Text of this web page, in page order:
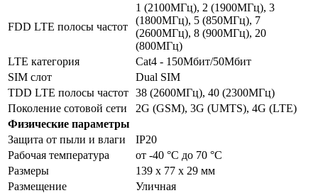
FDD LTE полосы частот
1 (2100МГц), 2 (1900МГц), 3
(1800МГц), 5 (850МГц), 7
(2600МГц), 8 (900МГц), 20
(800МГц)
LTE категория
Cat4 - 150Мбит/50Мбит
SIM слот
Dual SIM
TDD LTE полосы частот 38 (2600МГц), 40 (2300МГц)
Поколение сотовой сети
2G (GSM), 3G (UMTS), 4G (LTE)
Физические параметры
Защита от пыли и влаги
IP20
Рабочая температура
от -40 °C до 70 °C
Размеры
139 x 77 x 29 мм
Размещение
Уличная